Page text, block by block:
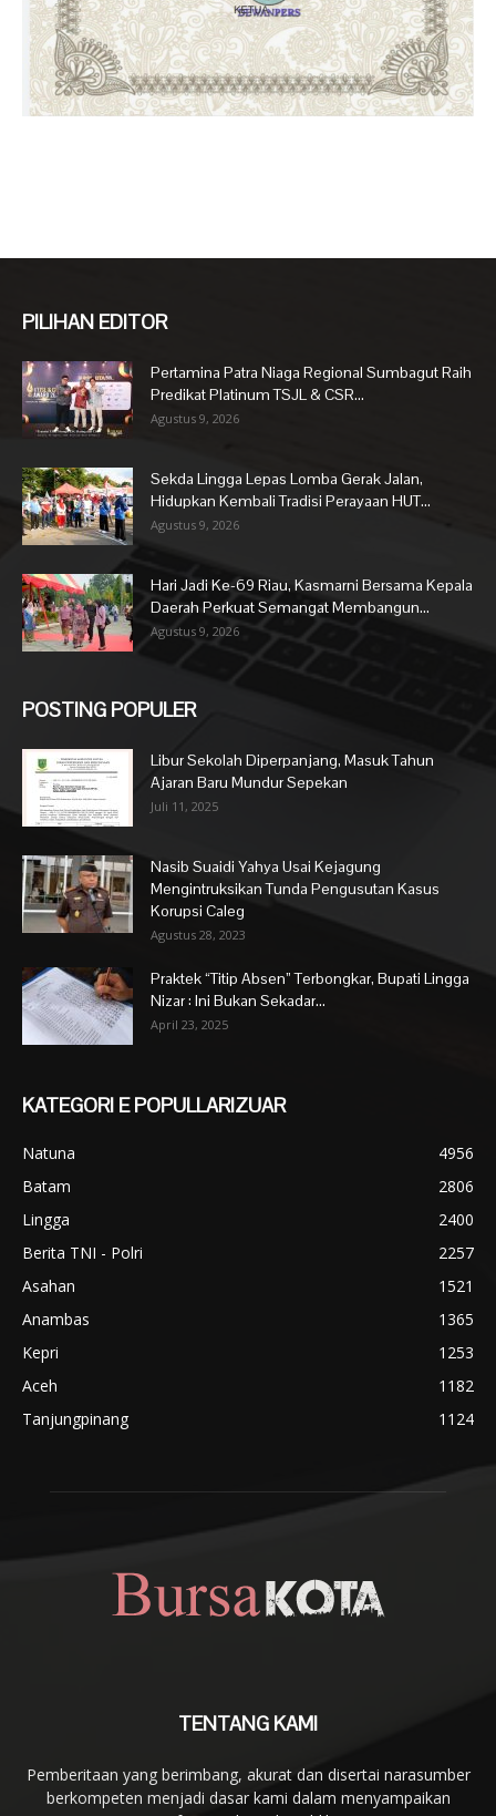
PILIHAN EDITOR
Pertamina Patra Niaga Regional Sumbagut Raih
Predikat Platinum TSJL & CSR...
Agustus 9, 2026
Sekda Lingga Lepas Lomba Gerak Jalan,
Hidupkan Kembali Tradisi Perayaan HUT...
Agustus 9, 2026
Hari Jadi Ke-69 Riau, Kasmarni Bersama Kepala
Daerah Perkuat Semangat Membangun...
Agustus 9, 2026
POSTING POPULER
Libur Sekolah Diperpanjang, Masuk Tahun
Ajaran Baru Mundur Sepekan
Juli 11, 2025
Nasib Suaidi Yahya Usai Kejagung
Mengintruksikan Tunda Pengusutan Kasus
Korupsi Caleg
Agustus 28, 2023
Praktek “Titip Absen” Terbongkar, Bupati Lingga
Nizar : Ini Bukan Sekadar...
April 23, 2025
KATEGORI E POPULLARIZUAR
Natuna
4956
Batam
2806
Lingga
2400
Berita TNI - Polri
2257
Asahan
1521
Anambas
1365
Kepri
1253
Aceh
1182
Tanjungpinang
1124
TENTANG KAMI
Pemberitaan yang berimbang, akurat dan disertai narasumber
berkompeten menjadi dasar kami dalam menyampaikan